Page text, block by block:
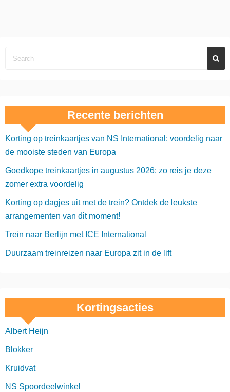
Recente berichten
Korting op treinkaartjes van NS International: voordelig naar
de mooiste steden van Europa
Goedkope treinkaartjes in augustus 2026: zo reis je deze
zomer extra voordelig
Korting op dagjes uit met de trein? Ontdek de leukste
arrangementen van dit moment!
Trein naar Berlijn met ICE International
Duurzaam treinreizen naar Europa zit in de lift
Kortingsacties
Albert Heijn
Blokker
Kruidvat
NS Spoordeelwinkel